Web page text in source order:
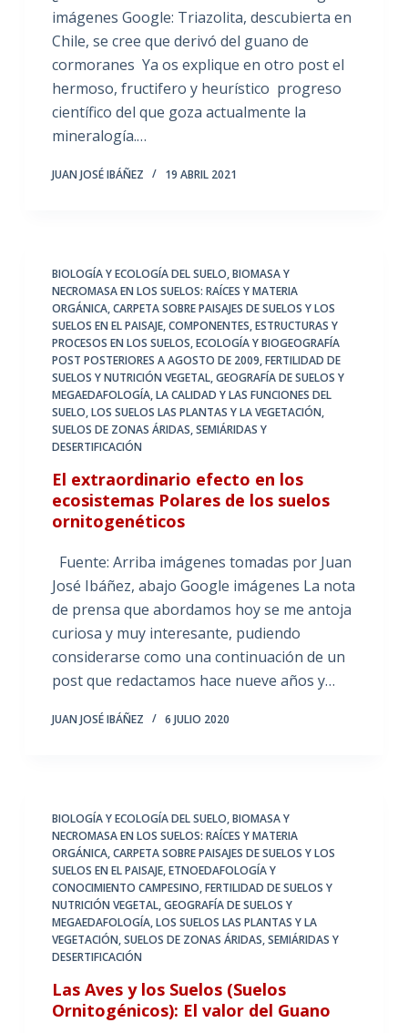
imágenes Google: Triazolita, descubierta en
Chile, se cree que derivó del guano de
cormoranes Ya os explique en otro post el
hermoso, fructifero y heurístico progreso
científico del que goza actualmente la
mineralogía.…
JUAN JOSÉ IBÁÑEZ 19 ABRIL 2021
BIOLOGÍA Y ECOLOGÍA DEL SUELO,BIOMASA Y
NECROMASA EN LOS SUELOS: RAÍCES Y MATERIA
ORGÁNICA,CARPETA SOBRE PAISAJES DE SUELOS Y LOS
SUELOS EN EL PAISAJE,COMPONENTES, ESTRUCTURAS Y
PROCESOS EN LOS SUELOS,ECOLOGÍA Y BIOGEOGRAFÍA
POST POSTERIORES A AGOSTO DE 2009,FERTILIDAD DE
SUELOS Y NUTRICIÓN VEGETAL,GEOGRAFÍA DE SUELOS Y
MEGAEDAFOLOGÍA,LA CALIDAD Y LAS FUNCIONES DEL
SUELO,LOS SUELOS LAS PLANTAS Y LA VEGETACIÓN,
SUELOS DE ZONAS ÁRIDAS, SEMIÁRIDAS Y
DESERTIFICACIÓN
El extraordinario efecto en los
ecosistemas Polares de los suelos
ornitogenéticos
Fuente: Arriba imágenes tomadas por Juan
José Ibáñez, abajo Google imágenes La nota
de prensa que abordamos hoy se me antoja
curiosa y muy interesante, pudiendo
considerarse como una continuación de un
post que redactamos hace nueve años y…
JUAN JOSÉ IBÁÑEZ 6 JULIO 2020
BIOLOGÍA Y ECOLOGÍA DEL SUELO,BIOMASA Y
NECROMASA EN LOS SUELOS: RAÍCES Y MATERIA
ORGÁNICA,CARPETA SOBRE PAISAJES DE SUELOS Y LOS
SUELOS EN EL PAISAJE,ETNOEDAFOLOGÍA Y
CONOCIMIENTO CAMPESINO,FERTILIDAD DE SUELOS Y
NUTRICIÓN VEGETAL,GEOGRAFÍA DE SUELOS Y
MEGAEDAFOLOGÍA,LOS SUELOS LAS PLANTAS Y LA
VEGETACIÓN,SUELOS DE ZONAS ÁRIDAS, SEMIÁRIDAS Y
DESERTIFICACIÓN
Las Aves y los Suelos (Suelos
Ornitogénicos): El valor del Guano